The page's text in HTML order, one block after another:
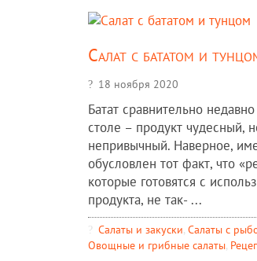
Салат с бататом и
18 ноября 2020
Батат сравнительно
столе – продукт чудесный,
непривычный. Наверное,
обусловлен тот факт, что
которые готовятся с
продукта, не так- ...
Салаты и закуски, Салаты с
Овощные и грибные салаты,